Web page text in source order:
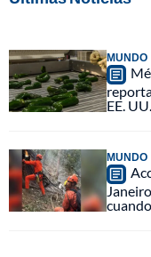
MUNDO
EE. UU.
MUNDO